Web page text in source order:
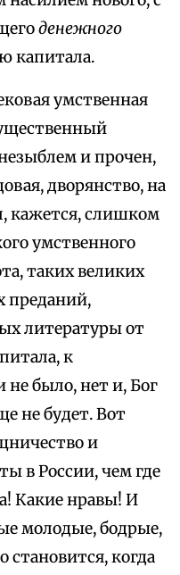
денежного
капитала.
умственная
и прочен,
дворянство, на
кажется, слишком
умственного
таких великих
преданий,
литературы от
к
не было, нет и, Бог
не будет. Вот
и
в России, чем где
Какие нравы! И
молодые, бодрые,
когда